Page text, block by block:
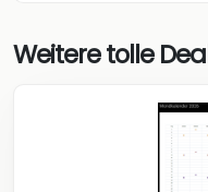
Weitere tolle